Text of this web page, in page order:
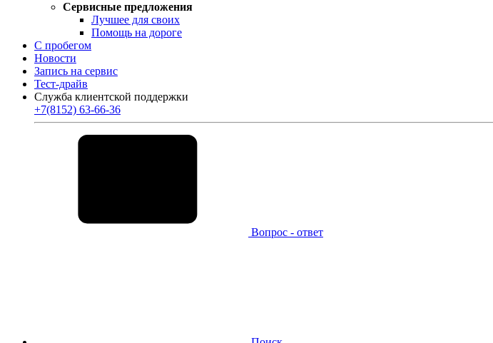
Сервисные предложения
Лучшее для своих
Помощь на дороге
С пробегом
Новости
Запись на сервис
Тест-драйв
Служба клиентской поддержки
+7(8152) 63-66-36
Вопрос - ответ